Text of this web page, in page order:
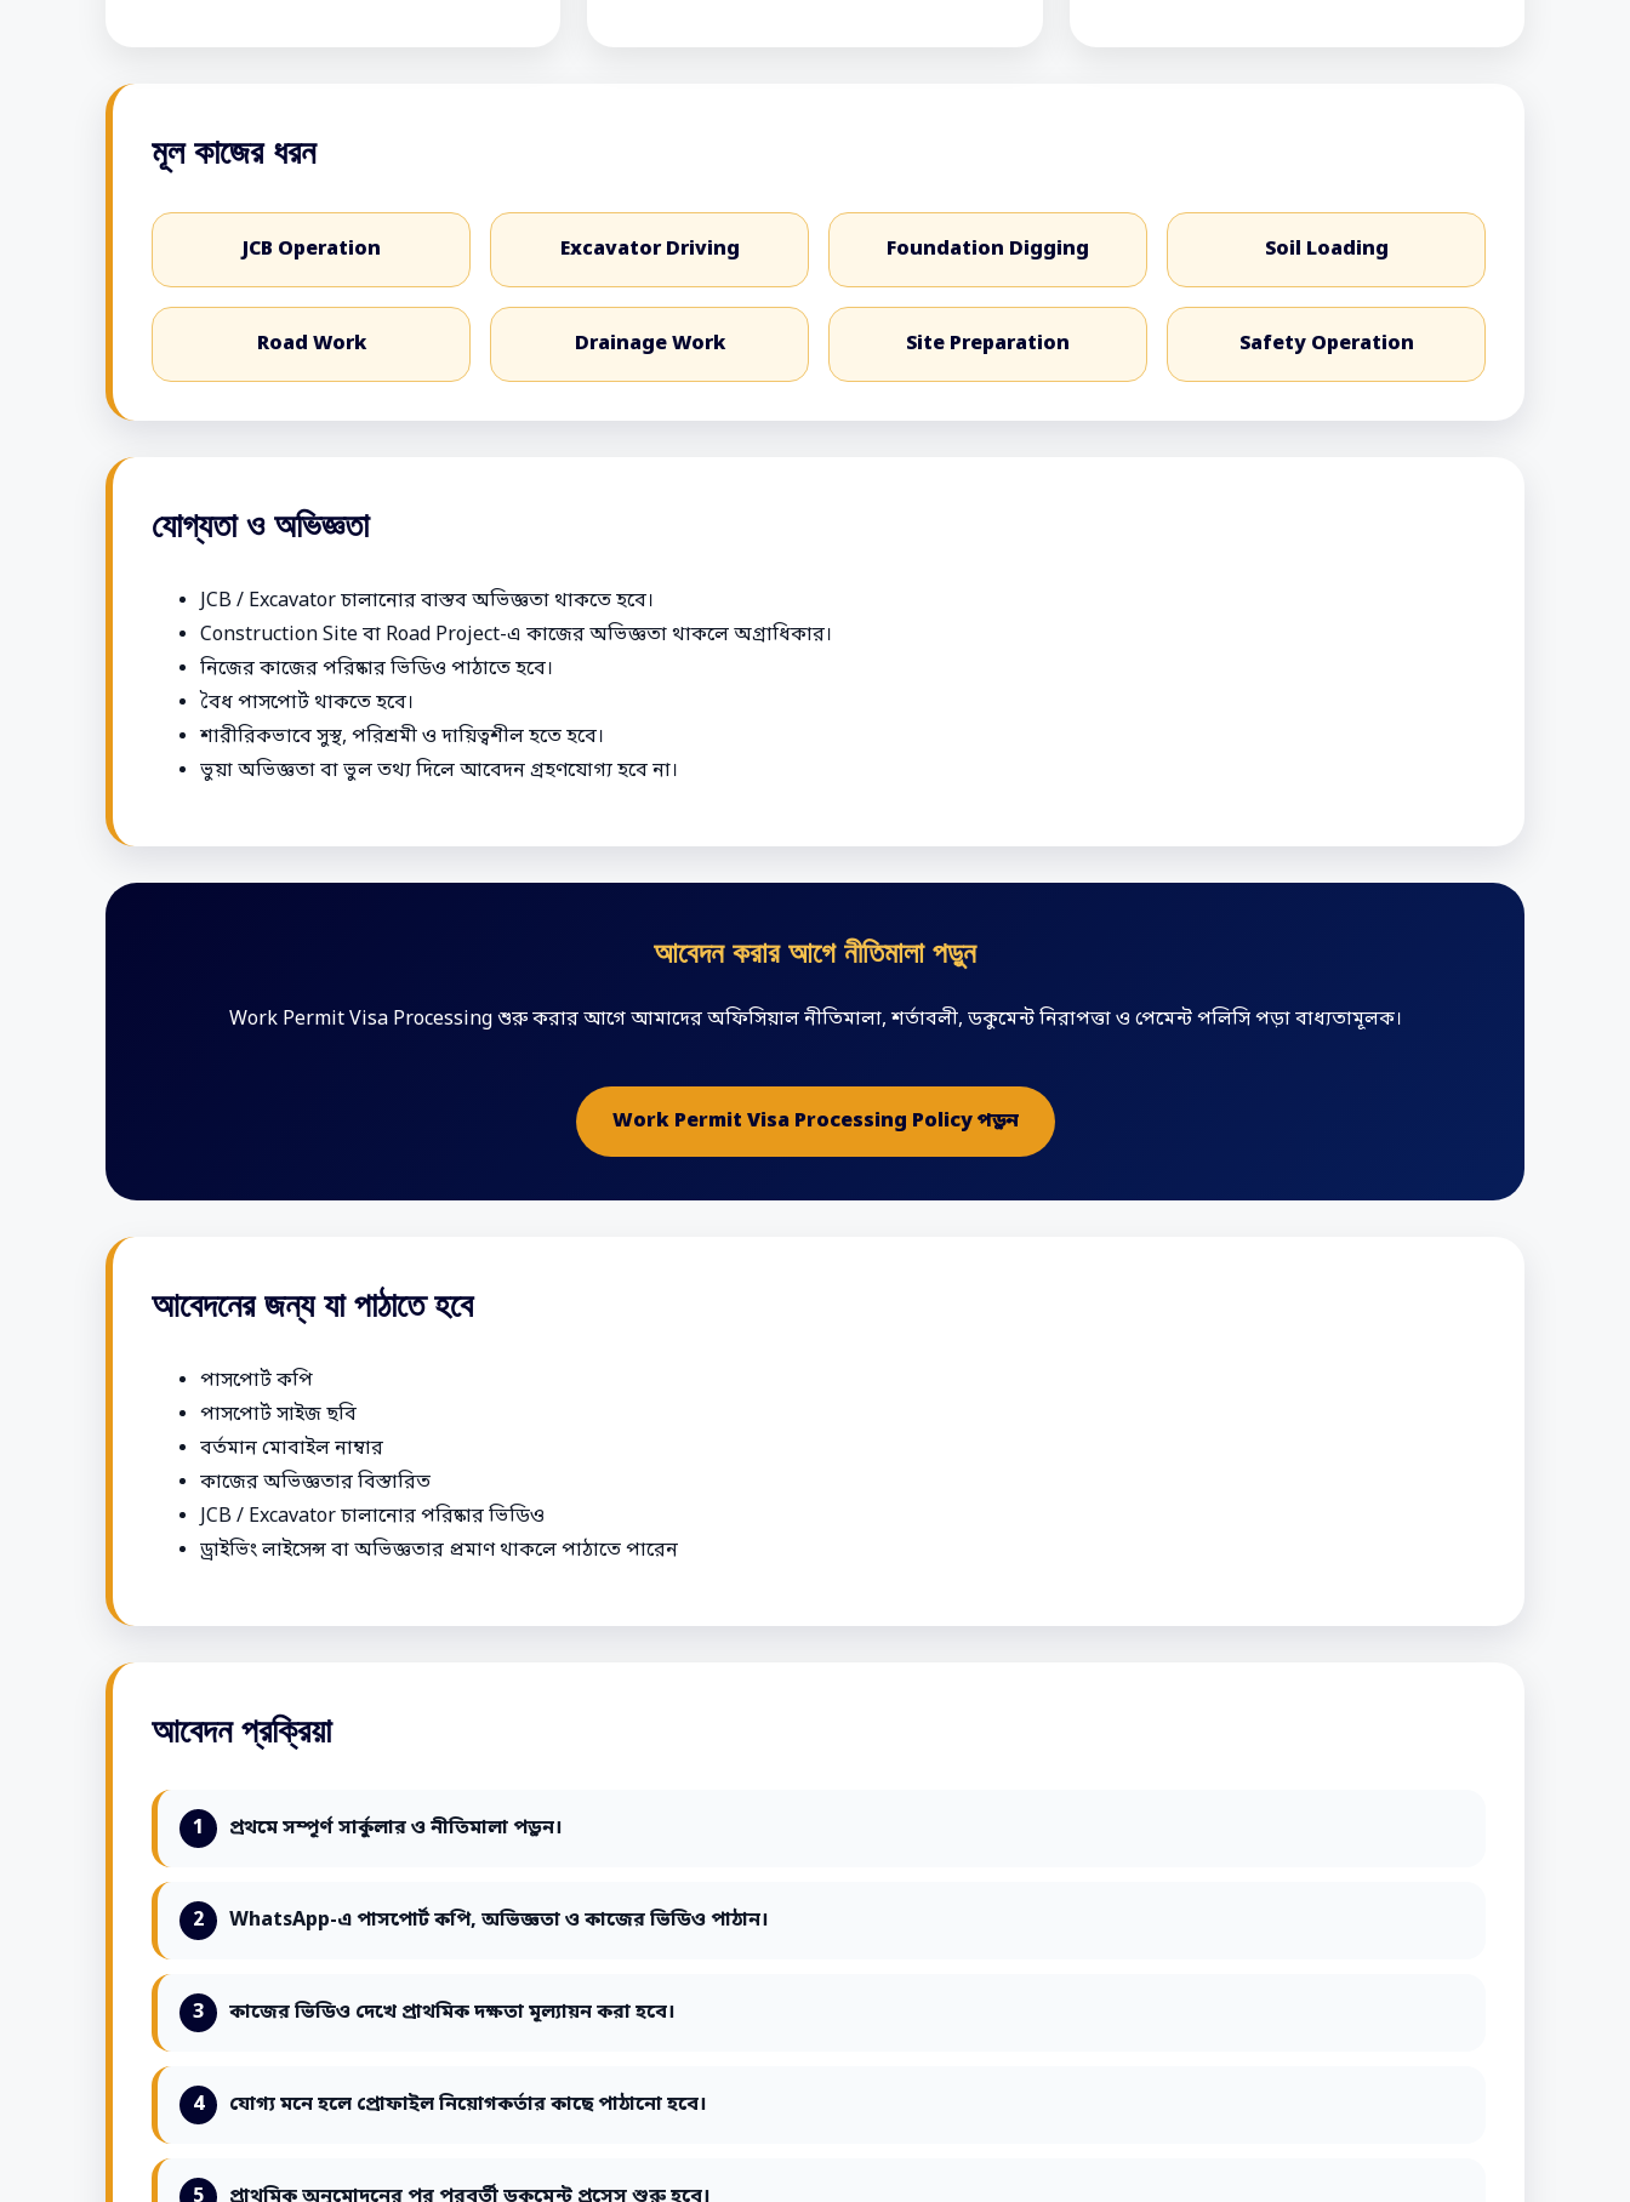
মূল কাজের ধরন
JCB Operation Excavator Driving Foundation Digging Soil Loading
Road Work Drainage Work Site Preparation Safety Operation
যোগ্যতা ও অভিজ্ঞতা
JCB / Excavator চালানোর বাস্তব অভিজ্ঞতা থাকতে হবে।
Construction Site বা Road Project-এ কাজের অভিজ্ঞতা থাকলে অগ্রাধিকার।
নিজের কাজের পরিষ্কার ভিডিও পাঠাতে হবে।
বৈধ পাসপোর্ট থাকতে হবে।
শারীরিকভাবে সুস্থ, পরিশ্রমী ও দায়িত্বশীল হতে হবে।
ভুয়া অভিজ্ঞতা বা ভুল তথ্য দিলে আবেদন গ্রহণযোগ্য হবে না।
আবেদন করার আগে নীতিমালা পড়ুন
Work Permit Visa Processing শুরু করার আগে আমাদের অফিসিয়াল নীতিমালা, শর্তাবলী, ডকুমেন্ট নিরাপত্তা ও পেমেন্ট পলিসি পড়া বাধ্যতামূলক।
Work Permit Visa Processing Policy পড়ুন
আবেদনের জন্য যা পাঠাতে হবে
পাসপোর্ট কপি
পাসপোর্ট সাইজ ছবি
বর্তমান মোবাইল নাম্বার
কাজের অভিজ্ঞতার বিস্তারিত
JCB / Excavator চালানোর পরিষ্কার ভিডিও
ড্রাইভিং লাইসেন্স বা অভিজ্ঞতার প্রমাণ থাকলে পাঠাতে পারেন
আবেদন প্রক্রিয়া
প্রথমে সম্পূর্ণ সার্কুলার ও নীতিমালা পড়ুন।
WhatsApp-এ পাসপোর্ট কপি, অভিজ্ঞতা ও কাজের ভিডিও পাঠান।
কাজের ভিডিও দেখে প্রাথমিক দক্ষতা মূল্যায়ন করা হবে।
যোগ্য মনে হলে প্রোফাইল নিয়োগকর্তার কাছে পাঠানো হবে।